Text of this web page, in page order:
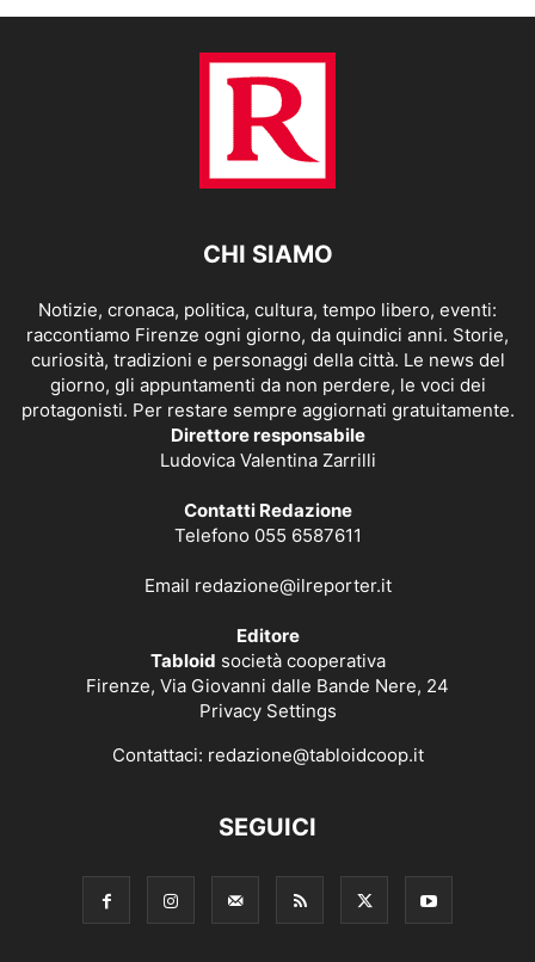
CHI SIAMO
Notizie, cronaca, politica, cultura, tempo libero, eventi:
raccontiamo Firenze ogni giorno, da quindici anni. Storie,
curiosità, tradizioni e personaggi della città. Le news del
giorno, gli appuntamenti da non perdere, le voci dei
protagonisti. Per restare sempre aggiornati gratuitamente.
Direttore responsabile
Ludovica Valentina Zarrilli
Contatti Redazione
Telefono 055 6587611
Email redazione@ilreporter.it
Editore
Tabloid società cooperativa
Firenze, Via Giovanni dalle Bande Nere, 24
Privacy Settings
Contattaci: redazione@tabloidcoop.it
SEGUICI